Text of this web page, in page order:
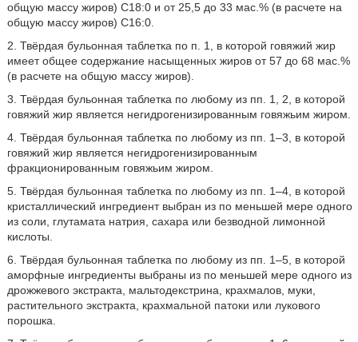
общую массу жиров) C18:0 и от 25,5 до 33 мас.% (в расчете на
общую массу жиров) C16:0.
2. Твёрдая бульонная таблетка по п. 1, в которой говяжий жир
имеет общее содержание насыщенных жиров от 57 до 68 мас.%
(в расчете на общую массу жиров).
3. Твёрдая бульонная таблетка по любому из пп. 1, 2, в которой
говяжий жир является негидрогенизированным говяжьим жиром.
4. Твёрдая бульонная таблетка по любому из пп. 1–3, в которой
говяжий жир является негидрогенизированным
фракционированным говяжьим жиром.
5. Твёрдая бульонная таблетка по любому из пп. 1–4, в которой
кристаллический ингредиент выбран из по меньшей мере одного
из соли, глутамата натрия, сахара или безводной лимонной
кислоты.
6. Твёрдая бульонная таблетка по любому из пп. 1–5, в которой
аморфные ингредиенты выбраны из по меньшей мере одного из
дрожжевого экстракта, мальтодекстрина, крахмалов, муки,
растительного экстракта, крахмальной патоки или лукового
порошка.